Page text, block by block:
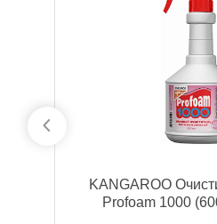
KANGAROO
Profoam 1000